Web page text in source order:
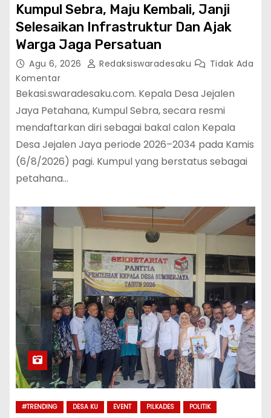
Kumpul Sebra, Maju Kembali, Janji
Selesaikan Infrastruktur Dan Ajak
Warga Jaga Persatuan
Agu 6, 2026 Redaksiswaradesaku
Tidak Ada
Komentar
Bekasi.swaradesaku.com. Kepala Desa Jejalen
Jaya Petahana, Kumpul Sebra, secara resmi
mendaftarkan diri sebagai bakal calon Kepala
Desa Jejalen Jaya periode 2026–2034 pada Kamis
(6/8/2026) pagi. Kumpul yang berstatus sebagai
petahana…
#TRENDING DESA KU EVENT PILKADES
POLITIK